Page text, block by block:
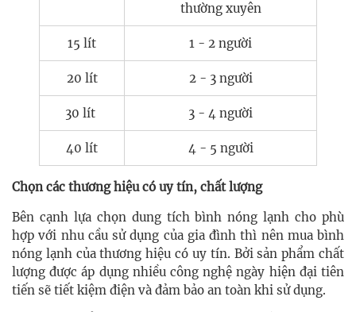
thường xuyên
15 lít 1 - 2 người
20 lít 2 - 3 người
30 lít 3 - 4 người
40 lít 4 - 5 người
Chọn các thương hiệu có uy tín, chất lượng
Bên cạnh lựa chọn dung tích bình nóng lạnh cho phù
hợp với nhu cầu sử dụng của gia đình thì nên mua bình
nóng lạnh của thương hiệu có uy tín. Bởi sản phẩm chất
lượng được áp dụng nhiều công nghệ ngày hiện đại tiên
tiến sẽ tiết kiệm điện và đảm bảo an toàn khi sử dụng.